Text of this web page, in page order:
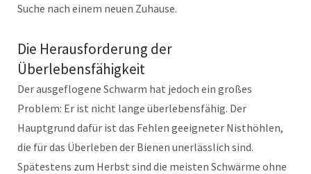
Suche nach einem neuen Zuhause.
Die Herausforderung der
Überlebensfähigkeit
Der ausgeflogene Schwarm hat jedoch ein großes
Problem: Er ist nicht lange überlebensfähig. Der
Hauptgrund dafür ist das Fehlen geeigneter Nisthöhlen,
die für das Überleben der Bienen unerlässlich sind.
Spätestens zum Herbst sind die meisten Schwärme ohne